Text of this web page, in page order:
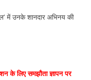
में उनके शानदार अभिनय की
के लिए समझौता ज्ञापन पर